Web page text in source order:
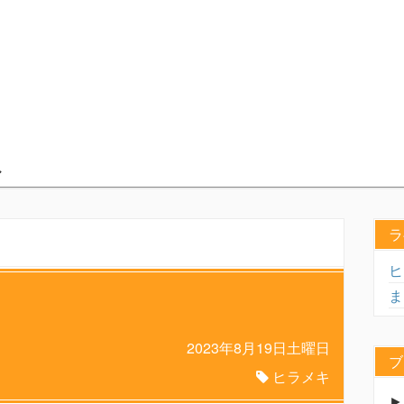
2023年8月19日土曜日
ヒラメキ